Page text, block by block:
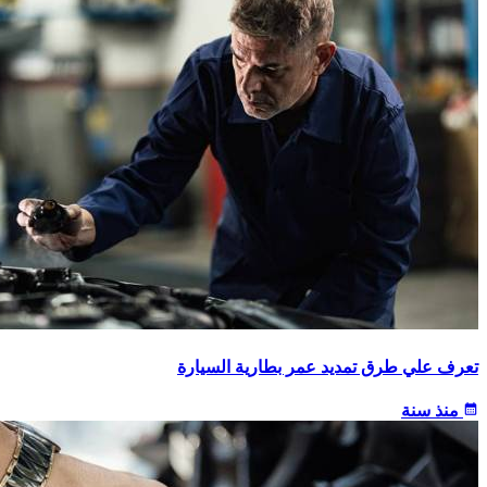
تعرف علي طرق تمديد عمر بطارية السيارة
calendar_month منذ سنة